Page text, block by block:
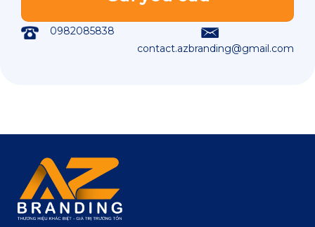
0982085838
contact.azbranding@gmail.com